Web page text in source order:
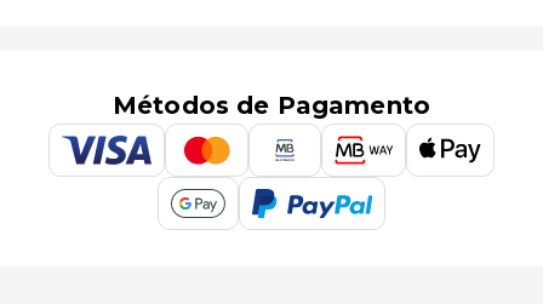
Métodos de Pagamento